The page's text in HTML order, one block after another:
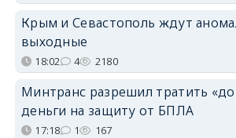
Крым и Севастополь ждут
выходные
18:02 4 2180
Минтранс разрешил тратить
деньги на защиту от БПЛА
17:18 1 167